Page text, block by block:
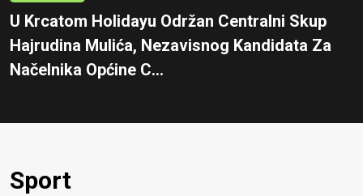
U Krcatom Holidayu Održan Centralni Skup
Hajrudina Mulića, Nezavisnog Kandidata Za
Načelnika Općine C...
Sport